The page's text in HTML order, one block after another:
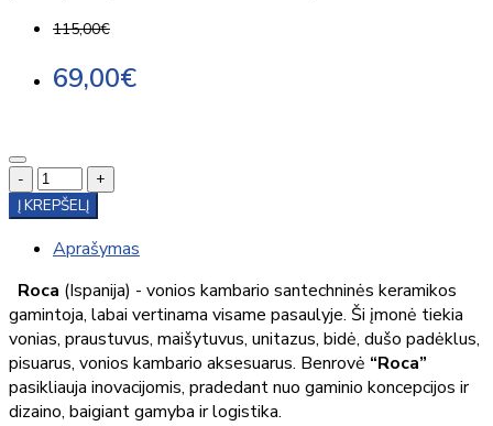
115,00€
69,00€
-
+
Į KREPŠELĮ
Aprašymas
Roca (Ispanija) - vonios kambario santechninės keramikos
gamintoja, labai vertinama visame pasaulyje. Ši įmonė tiekia
vonias, praustuvus, maišytuvus, unitazus, bidė, dušo padėklus,
pisuarus, vonios kambario aksesuarus. Benrovė “Roca”
pasikliauja inovacijomis, pradedant nuo gaminio koncepcijos ir
dizaino, baigiant gamyba ir logistika.